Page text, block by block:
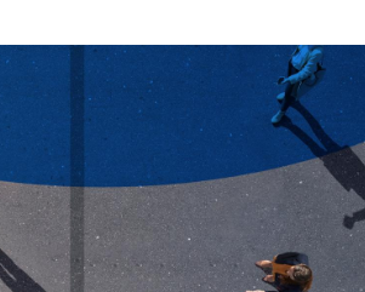
im Oktober 2023
Israel hat in der
wieder die
entfacht. Israel
Diese wird wie
Hisbollah im Libanon
Iran unterstützt.
1979 auch
Republik Iran – ist
von einem
Religionsführer
regierter Staat im
Osten. Eine
zu Israel und zu den
ist fest in der
Staatsideologie
verankert.